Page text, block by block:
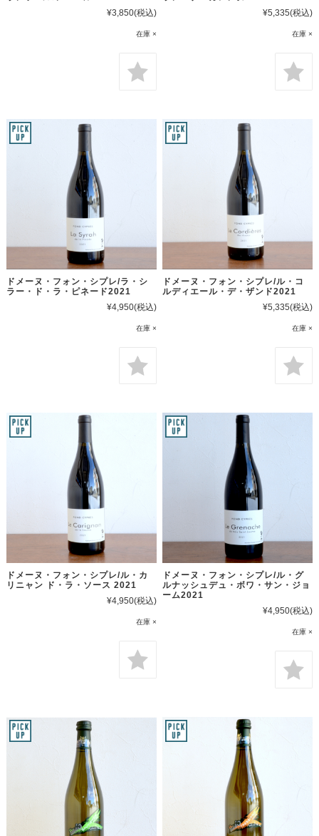
¥3,850(税込)
在庫 ×
¥5,335(税込)
在庫 ×
ドメーヌ・フォン・シプレ/ラ・シ
ラー・ド・ラ・ピネード2021
¥4,950(税込)
在庫 ×
ドメーヌ・フォン・シプレ/ル・コ
ルディエール・デ・ザンド2021
¥5,335(税込)
在庫 ×
ドメーヌ・フォン・シプレ/ル・カ
リニャン ド・ラ・ソース 2021
¥4,950(税込)
在庫 ×
ドメーヌ・フォン・シプレ/ル・グ
ルナッシュデュ・ボワ・サン・ジョ
ーム2021
¥4,950(税込)
在庫 ×